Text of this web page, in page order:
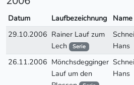
Datum Laufbezeichnung Name
29.10.2006 Rainer Lauf zum
Lech
Serie
Hans
26.11.2006 Mönchsdegginger
Lauf um den
Hans